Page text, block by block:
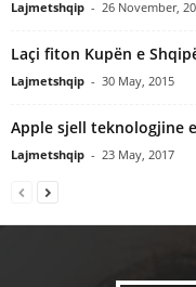
Lajmetshqip - 26 November,
Laçi fiton Kupën e
Lajmetshqip - 30 May, 2015
Apple sjell teknologjine
Lajmetshqip - 23 May, 2017